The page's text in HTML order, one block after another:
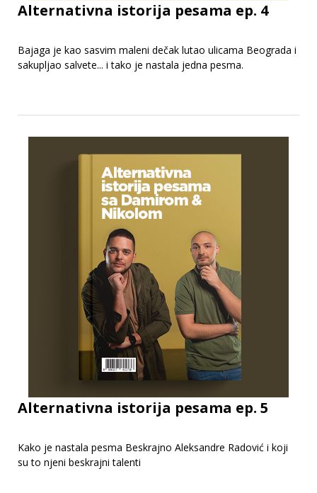
Alternativna istorija pesama ep. 4
Bajaga je kao sasvim maleni dečak lutao ulicama Beograda i
sakupljao salvete... i tako je nastala jedna pesma.
Alternativna istorija pesama ep. 5
Kako je nastala pesma Beskrajno Aleksandre Radović i koji
su to njeni beskrajni talenti